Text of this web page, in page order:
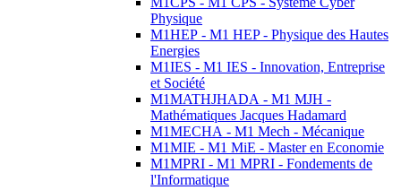
Physique
M1HEP - M1 HEP - Physique des Hautes
Energies
M1IES - M1 IES - Innovation, Entreprise
et Société
M1MATHJHADA - M1 MJH -
Mathématiques Jacques Hadamard
M1MECHA - M1 Mech - Mécanique
M1MIE - M1 MiE - Master en Economie
M1MPRI - M1 MPRI - Fondements de
l'Informatique